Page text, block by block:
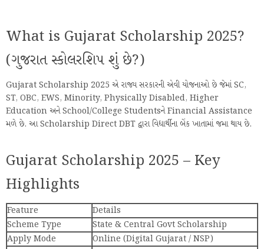
What is Gujarat Scholarship 2025?
(ગુજરાત સ્કોલરશિપ શું છે?)
Gujarat Scholarship 2025 એ રાજ્ય સરકારની એવી યોજનાઓ છે જેમાં SC,
ST, OBC, EWS, Minority, Physically Disabled, Higher
Education અને School/College Studentsને Financial Assistance
મળે છે. આ Scholarship Direct DBT દ્વારા વિદ્યાર્થીના બેંક ખાતામાં જમા થાય છે.
Gujarat Scholarship 2025 – Key
Highlights
Feature
Details
Scheme Type
State & Central Govt Scholarship
Apply Mode
Online (Digital Gujarat / NSP)